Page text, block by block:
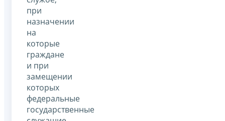
при
назначении
на
которые
граждане
и при
замещении
которых
федеральные
государственные